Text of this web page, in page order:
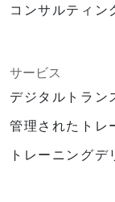
コンサルティン
サービス
デジタルトラン
管理されたトレ
トレーニング